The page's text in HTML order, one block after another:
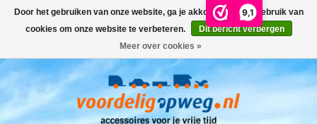
9,1
Menu
FIETSENDRAGER
CAMPER
Door het gebruiken van onze website, ga je akkoord met het gebruik van
cookies om onze website te verbeteren.
Dit bericht verbergen
Meer over cookies »